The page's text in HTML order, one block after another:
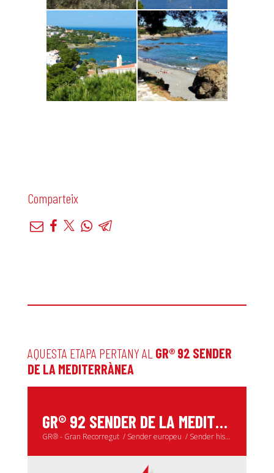
Comparteix
AQUESTA ETAPA PERTANY AL GR® 92 SENDER
DE LA MEDITERRÀNEA
G
R® 92 SENDER DE LA MEDITERRÀNEA
GR® - Gran Recorregut Sender europeu Sender històric